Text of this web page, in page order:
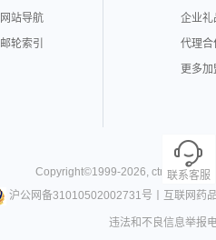
联系客服
网站导航
邮轮索引
企业礼
代理合
更多
Copyright©1999-2026, ctrip.com.
沪公网备31010502002731号
互联网药
违法和不良信息举报